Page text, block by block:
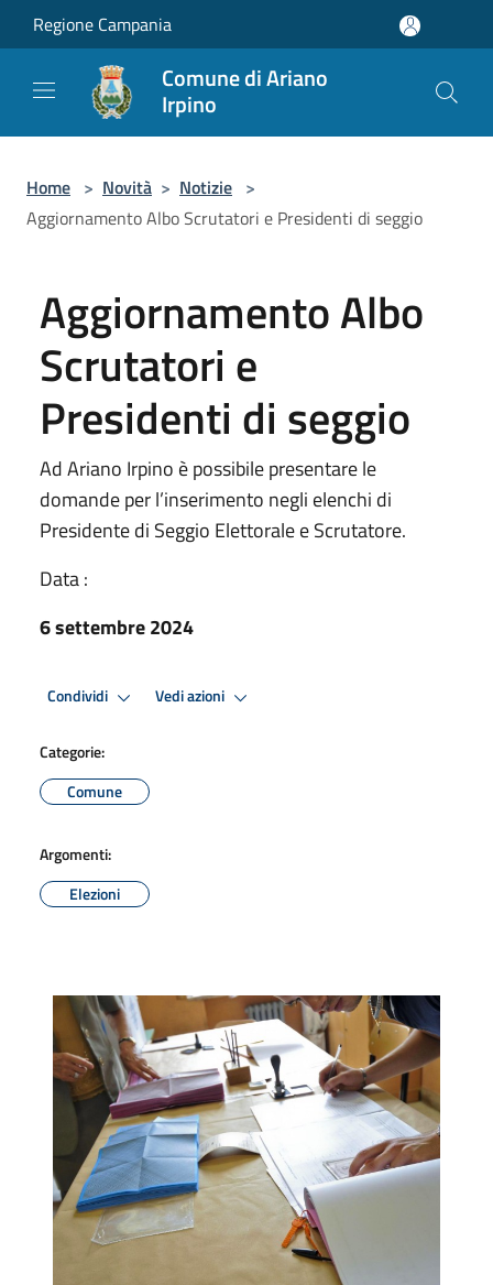
Salta al contenuto principale
Regione Campania
Comune di Ariano
Irpino
Home > Novità > Notizie >
Aggiornamento Albo Scrutatori e Presidenti di seggio
Aggiornamento Albo
Scrutatori e
Presidenti di seggio
Ad Ariano Irpino è possibile presentare le
domande per l’inserimento negli elenchi di
Presidente di Seggio Elettorale e Scrutatore.
Data :
6 settembre 2024
Condividi Vedi azioni
Categorie:
Comune
Argomenti:
Elezioni